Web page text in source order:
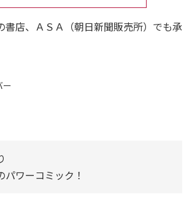
書店、ＡＳＡ（朝日新聞販売所）でも承
ー
ワーコミック！